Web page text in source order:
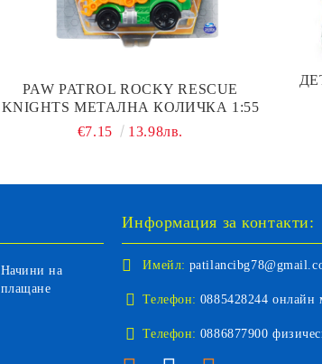
PAW PATROL ROCKY RESCUE
KNIGHTS МЕТАЛНА КОЛИЧКА 1:55
€7.15
13.98лв.
Начини на
плащане
Информация за контакти:
Имейл:
Телефон: 0885428244 онлайн
Телефон: 0886877900